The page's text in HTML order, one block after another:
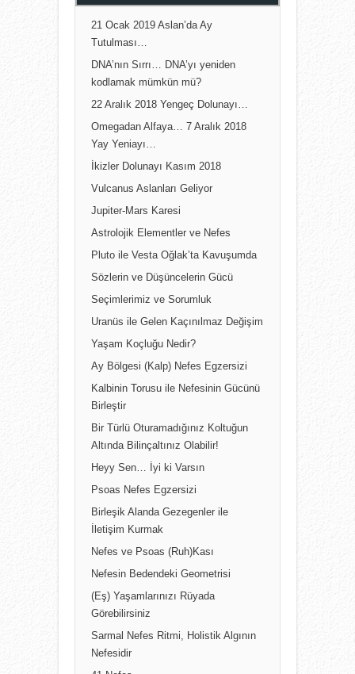
21 Ocak 2019 Aslan’da Ay
Tutulması…
DNA’nın Sırrı… DNA’yı yeniden
kodlamak mümkün mü?
22 Aralık 2018 Yengeç Dolunayı…
Omegadan Alfaya… 7 Aralık 2018
Yay Yeniayı…
İkizler Dolunayı Kasım 2018
Vulcanus Aslanları Geliyor
Jupiter-Mars Karesi
Astrolojik Elementler ve Nefes
Pluto ile Vesta Oğlak’ta Kavuşumda
Sözlerin ve Düşüncelerin Gücü
Seçimlerimiz ve Sorumluk
Uranüs ile Gelen Kaçınılmaz Değişim
Yaşam Koçluğu Nedir?
Ay Bölgesi (Kalp) Nefes Egzersizi
Kalbinin Torusu ile Nefesinin Gücünü
Birleştir
Bir Türlü Oturamadığınız Koltuğun
Altında Bilinçaltınız Olabilir!
Heyy Sen… İyi ki Varsın
Psoas Nefes Egzersizi
Birleşik Alanda Gezegenler ile
İletişim Kurmak
Nefes ve Psoas (Ruh)Kası
Nefesin Bedendeki Geometrisi
(Eş) Yaşamlarınızı Rüyada
Görebilirsiniz
Sarmal Nefes Ritmi, Holistik Algının
Nefesidir